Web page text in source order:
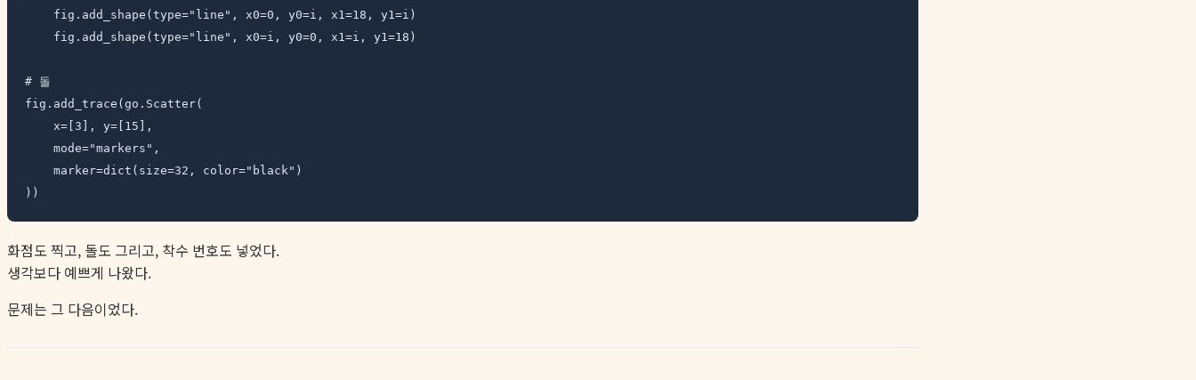
    fig.add_shape(type="line", x0=0, y0=i, x1=18, y1=i)
    fig.add_shape(type="line", x0=i, y0=0, x1=i, y1=18)
# 돌
fig.add_trace(go.Scatter(
    x=[3], y=[15],
    mode="markers",
    marker=dict(size=32, color="black")
))
화점도 찍고, 돌도 그리고, 착수 번호도 넣었다.
생각보다 예쁘게 나왔다.
문제는 그 다음이었다.